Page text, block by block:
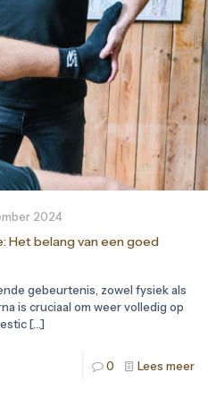
2024
Het belang van een goed
gebeurtenis, zowel fysiek als
is cruciaal om weer volledig op
[…]
0 Lees meer